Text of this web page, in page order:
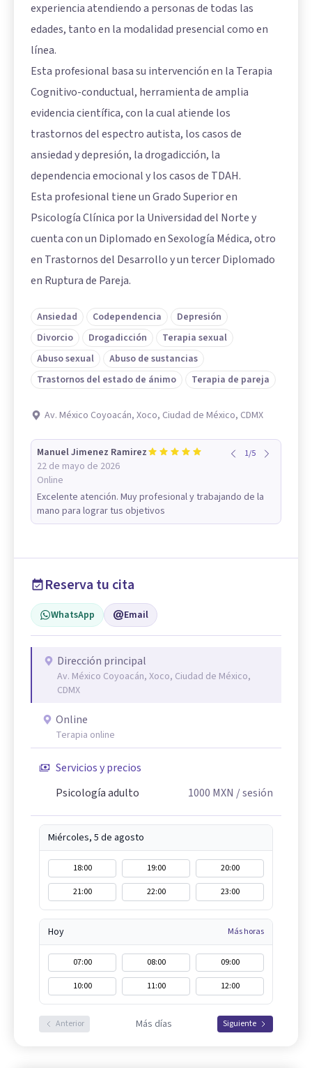
experiencia atendiendo a personas de todas las
edades, tanto en la modalidad presencial como en
línea.
Esta profesional basa su intervención en la Terapia
Cognitivo-conductual, herramienta de amplia
evidencia científica, con la cual atiende los
trastornos del espectro autista, los casos de
ansiedad y depresión, la drogadicción, la
dependencia emocional y los casos de TDAH.
Esta profesional tiene un Grado Superior en
Psicología Clínica por la Universidad del Norte y
cuenta con un Diplomado en Sexología Médica, otro
en Trastornos del Desarrollo y un tercer Diplomado
en Ruptura de Pareja.
Ansiedad Codependencia
Depresión
Divorcio
Drogadicción
Terapia sexual
Abuso sexual
Abuso de sustancias
Trastornos del estado de ánimo
Terapia de pareja
Av. México Coyoacán, Xoco, Ciudad de México, CDMX
Manuel Jimenez Ramirez
22 de mayo de 2026
Online
1/5
Excelente atención. Muy profesional y trabajando de la
mano para lograr tus objetivos
Reserva tu cita
WhatsApp Email
Dirección principal
Av. México Coyoacán, Xoco, Ciudad de México,
CDMX
Online
Terapia online
Servicios y precios
Psicología adulto
1000 MXN / sesión
Miércoles, 5 de agosto
18:00 19:00
20:00
21:00
22:00 23:00
Hoy Más horas
07:00 08:00
09:00
10:00
11:00 12:00
Anterior Más días Siguiente